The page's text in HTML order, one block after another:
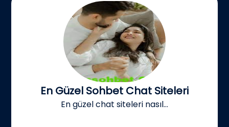
En Güzel Sohbet Chat Siteleri
En güzel chat siteleri nasıl...